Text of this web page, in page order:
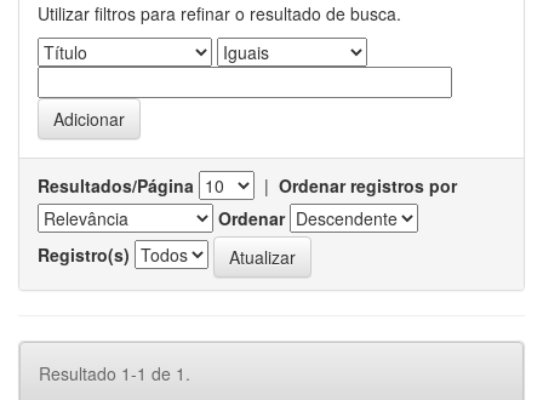
Utilizar filtros para refinar o resultado de busca.
Resultados/Página | Ordenar registros por
Ordenar
Registro(s)
Resultado 1-1 de 1.